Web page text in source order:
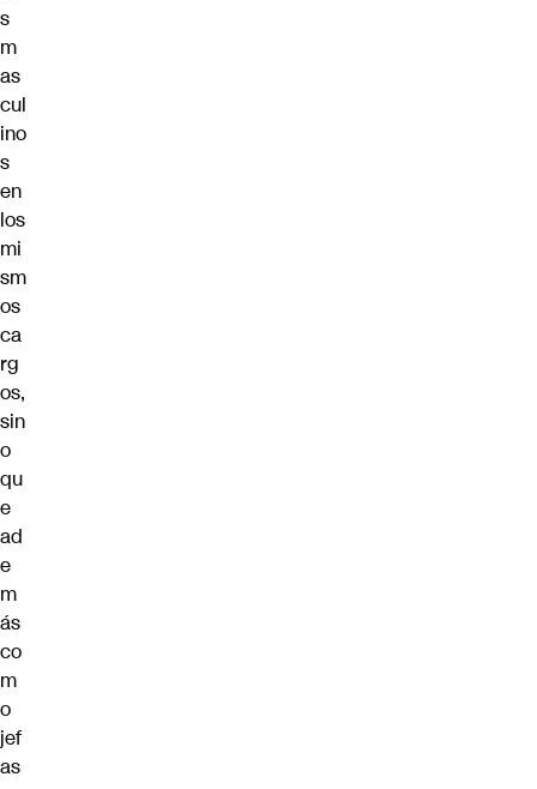
s
m
as
cul
ino
s
en
los
mi
sm
os
ca
rg
os,
sin
o
qu
e
ad
e
m
ás
co
m
o
jef
as